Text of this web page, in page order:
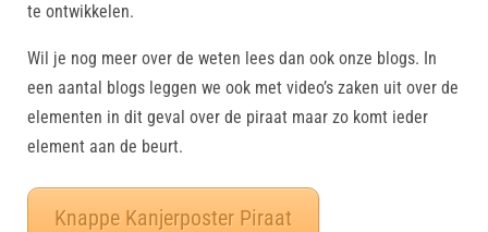
te ontwikkelen.
Wil je nog meer over de weten lees dan ook onze blogs. In
een aantal blogs leggen we ook met video’s zaken uit over de
elementen in dit geval over de piraat maar zo komt ieder
element aan de beurt.
Knappe Kanjerposter Piraat